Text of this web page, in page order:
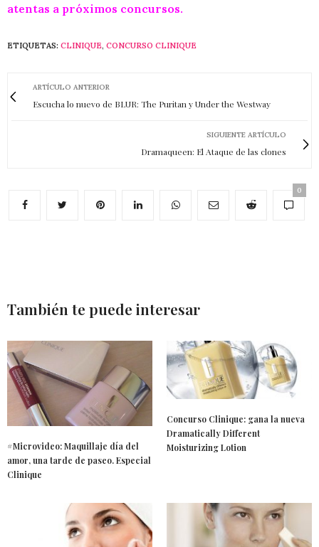
atentas a próximos concursos.
ETIQUETAS: CLINIQUE, CONCURSO CLINIQUE
ARTÍCULO ANTERIOR
Escucha lo nuevo de BLUR: The Puritan y Under the Westway
SIGUIENTE ARTÍCULO
Dramaqueen: El Ataque de las clones
0
También te puede interesar
#Microvideo: Maquillaje día del
amor, una tarde de paseo. Especial
Clinique
Concurso Clinique: gana la nueva
Dramatically Different
Moisturizing Lotion